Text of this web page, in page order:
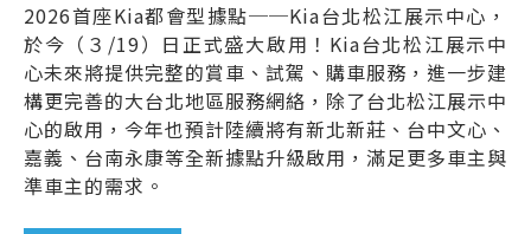
2026首座Kia都會型據點──Kia台北松江展示中心，
於今（３/19）日正式盛大啟用！Kia台北松江展示中
心未來將提供完整的賞車、試駕、購車服務，進一步建
構更完善的大台北地區服務網絡，除了台北松江展示中
心的啟用，今年也預計陸續將有新北新莊、台中文心、
嘉義、台南永康等全新據點升級啟用，滿足更多車主與
準車主的需求。